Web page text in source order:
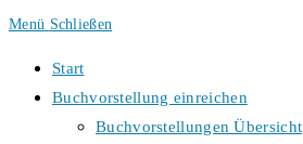
Menü Schließen
Start
Buchvorstellung einreichen
Buchvorstellungen Übersicht